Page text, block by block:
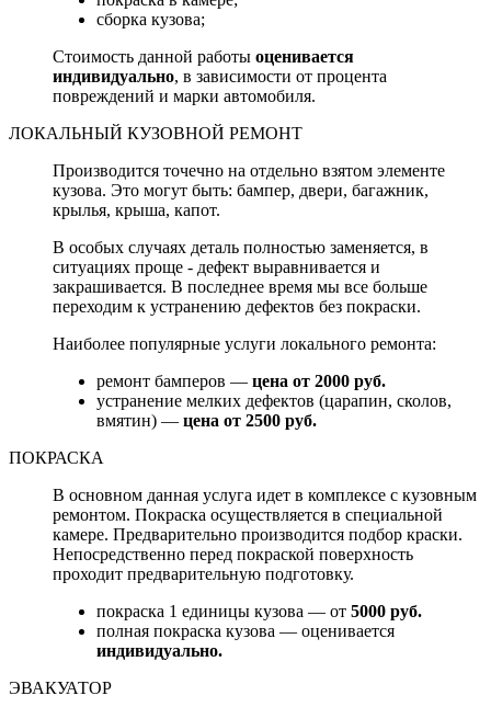
сборка кузова;
Стоимость данной работы оценивается
индивидуально, в зависимости от процента
повреждений и марки автомобиля.
ЛОКАЛЬНЫЙ КУЗОВНОЙ РЕМОНТ
Производится точечно на отдельно взятом элементе
кузова. Это могут быть: бампер, двери, багажник,
крылья, крыша, капот.
В особых случаях деталь полностью заменяется, в
ситуациях проще - дефект выравнивается и
закрашивается. В последнее время мы все больше
переходим к устранению дефектов без покраски.
Наиболее популярные услуги локального ремонта:
ремонт бамперов — цена от 2000 руб.
устранение мелких дефектов (царапин, сколов,
вмятин) — цена от 2500 руб.
ПОКРАСКА
В основном данная услуга идет в комплексе с кузовным
ремонтом. Покраска осуществляется в специальной
камере. Предварительно производится подбор краски.
Непосредственно перед покраской поверхность
проходит предварительную подготовку.
покраска 1 единицы кузова — от 5000 руб.
полная покраска кузова — оценивается
индивидуально.
ЭВАКУАТОР